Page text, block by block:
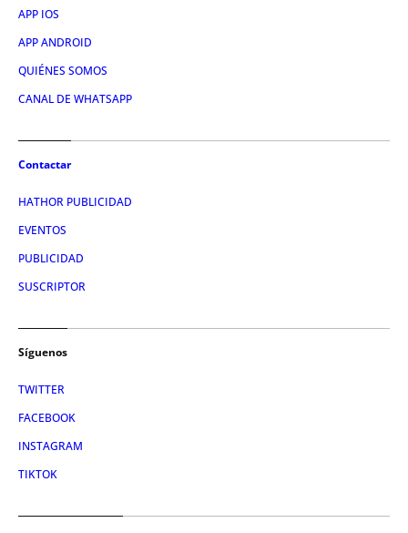
APP IOS
APP ANDROID
QUIÉNES SOMOS
CANAL DE WHATSAPP
Contactar
HATHOR PUBLICIDAD
EVENTOS
PUBLICIDAD
SUSCRIPTOR
Síguenos
TWITTER
FACEBOOK
INSTAGRAM
TIKTOK